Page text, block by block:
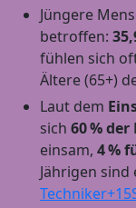
Jüngere
betroffen:
fühlen sich
Ältere (65+)
Laut dem
sich 60 %
einsam, 4 %
Jährigen sind